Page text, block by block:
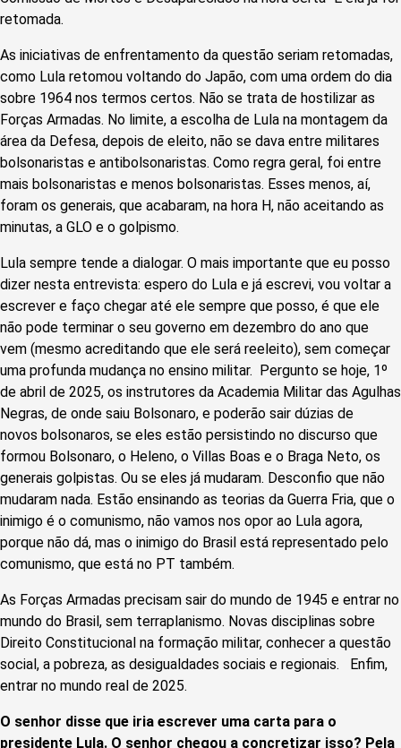
retomada.
As iniciativas de enfrentamento da questão seriam retomadas,
como Lula retomou voltando do Japão, com uma ordem do dia
sobre 1964 nos termos certos. Não se trata de hostilizar as
Forças Armadas. No limite, a escolha de Lula na montagem da
área da Defesa, depois de eleito, não se dava entre militares
bolsonaristas e antibolsonaristas. Como regra geral, foi entre
mais bolsonaristas e menos bolsonaristas. Esses menos, aí,
foram os generais, que acabaram, na hora H, não aceitando as
minutas, a GLO e o golpismo.
Lula sempre tende a dialogar. O mais importante que eu posso
dizer nesta entrevista: espero do Lula e já escrevi, vou voltar a
escrever e faço chegar até ele sempre que posso, é que ele
não pode terminar o seu governo em dezembro do ano que
vem (mesmo acreditando que ele será reeleito), sem começar
uma profunda mudança no ensino militar. Pergunto se hoje, 1º
de abril de 2025, os instrutores da Academia Militar das Agulhas
Negras, de onde saiu Bolsonaro, e poderão sair dúzias de
novos bolsonaros, se eles estão persistindo no discurso que
formou Bolsonaro, o Heleno, o Villas Boas e o Braga Neto, os
generais golpistas. Ou se eles já mudaram. Desconfio que não
mudaram nada. Estão ensinando as teorias da Guerra Fria, que o
inimigo é o comunismo, não vamos nos opor ao Lula agora,
porque não dá, mas o inimigo do Brasil está representado pelo
comunismo, que está no PT também.
As Forças Armadas precisam sair do mundo de 1945 e entrar no
mundo do Brasil, sem terraplanismo. Novas disciplinas sobre
Direito Constitucional na formação militar, conhecer a questão
social, a pobreza, as desigualdades sociais e regionais. Enfim,
entrar no mundo real de 2025.
O senhor disse que iria escrever uma carta para o
presidente Lula. O senhor chegou a concretizar isso? Pela